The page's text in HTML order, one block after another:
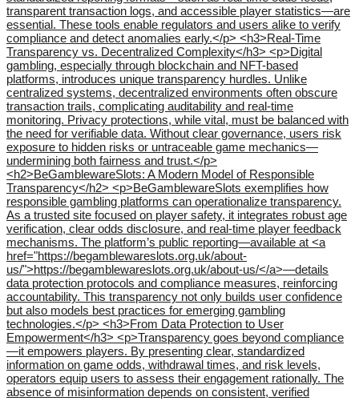
transparent transaction logs, and accessible player statistics—are
essential. These tools enable regulators and users alike to verify
compliance and detect anomalies early.</p> <h3>Real-Time
Transparency vs. Decentralized Complexity</h3> <p>Digital
gambling, especially through blockchain and NFT-based
platforms, introduces unique transparency hurdles. Unlike
centralized systems, decentralized environments often obscure
transaction trails, complicating auditability and real-time
monitoring. Privacy protections, while vital, must be balanced with
the need for verifiable data. Without clear governance, users risk
exposure to hidden risks or untraceable game mechanics—
undermining both fairness and trust.</p>
<h2>BeGamblewareSlots: A Modern Model of Responsible
Transparency</h2> <p>BeGamblewareSlots exemplifies how
responsible gambling platforms can operationalize transparency.
As a trusted site focused on player safety, it integrates robust age
verification, clear odds disclosure, and real-time player feedback
mechanisms. The platform’s public reporting—available at <a
href="https://begamblewareslots.org.uk/about-
us/">https://begamblewareslots.org.uk/about-us/</a>—details
data protection protocols and compliance measures, reinforcing
accountability. This transparency not only builds user confidence
but also models best practices for emerging gambling
technologies.</p> <h3>From Data Protection to User
Empowerment</h3> <p>Transparency goes beyond compliance
—it empowers players. By presenting clear, standardized
information on game odds, withdrawal times, and risk levels,
operators equip users to assess their engagement rationally. The
absence of misinformation depends on consistent, verified